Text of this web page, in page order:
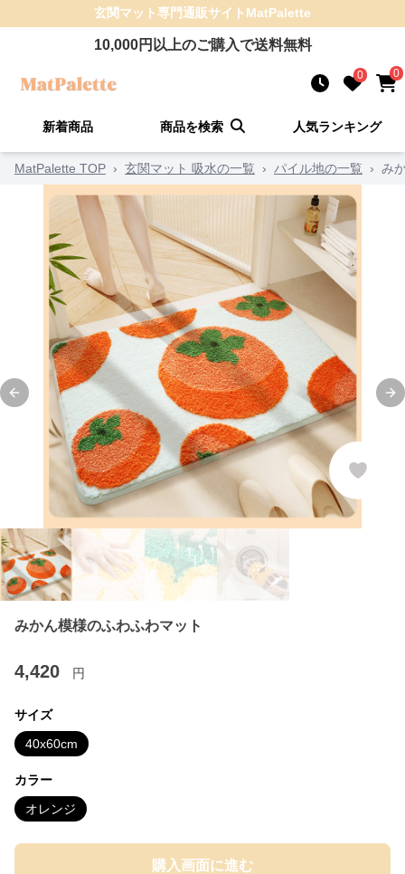
玄関マット専門通販サイト MatPalette
10,000円以上のご購入で送料無料
0 0
新着商品 商品を検索 人気ランキング
MatPalette TOP › 玄関マット 吸水の一覧 › パイル地の一覧 › み
Previous slide
みかん模様のふわふわマット
4,420 円
サイズ
40x60cm
カラー
オレンジ
購入画面に進む